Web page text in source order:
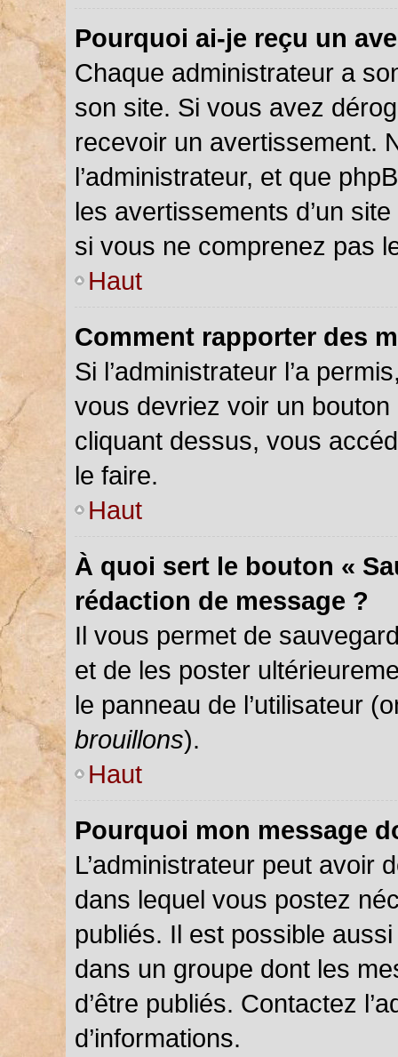
Pourquoi ai-je reçu un
Chaque administrateur a
son site. Si vous avez
recevoir un avertissement.
l’administrateur, et que
les avertissements d’un
si vous ne comprenez pas
Haut
Comment rapporter des
Si l’administrateur l’a
vous devriez voir un
cliquant dessus, vous
le faire.
Haut
À quoi sert le bouton «
rédaction de message ?
Il vous permet de
et de les poster
le panneau de l’utilisateur
brouillons).
Haut
Pourquoi mon message
L’administrateur peut avoir
dans lequel vous postez
publiés. Il est possible
dans un groupe dont les
d’être publiés. Contactez
d’informations.